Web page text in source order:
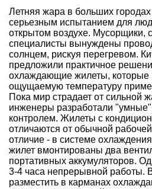
Летняя жара в больших
серьезным испытанием для
открытом воздухе. Мусорщики,
специалисты вынуждены
солнцем, рискуя перегревом.
предложили практичное
охлаждающие жилеты, которые
ощущаемую температуру
Пока мир страдает от сильной
инженеры разработали
контролем. Жилеты с
отличаются от обычной
отличие - в системе
жилет вмонтированы два
портативных аккумуляторов.
3-4 часа непрерывной работы.
разместить в карманах